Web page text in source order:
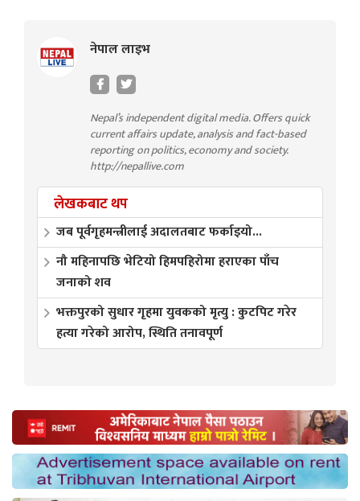
नेपाल लाइभ
Nepal’s independent digital media. Offers quick
current affairs update, analysis and fact-based
reporting on politics, economy and society.
http://nepallive.com
लेखकबाट थप
जब पूर्वगृहमन्त्रीलाई अदालतबाट फर्काइयो...
नौ महिनापछि भेटियो हिमपहिरोमा हराएका पाँच
जनाको शव
भक्तपुरको सुधार गृहमा युवकको मृत्यु : कुटपिट गरेर
हत्या गरेको आरोप, स्थिति तनावपूर्ण